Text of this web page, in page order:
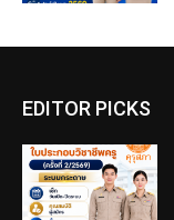
EDITOR PICKS